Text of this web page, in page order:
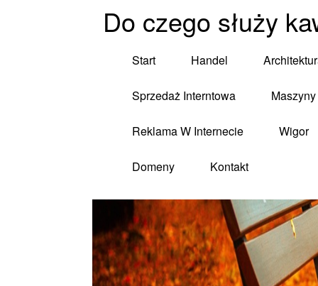
Do czego służy
Start Handel
Sprzedaż Interntowa
Reklama W Internecie Wigor
Domeny Kontakt